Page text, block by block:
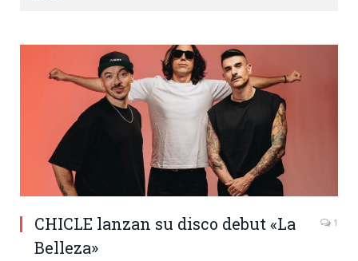
CHICLE lanzan su disco debut «La
Belleza»
1